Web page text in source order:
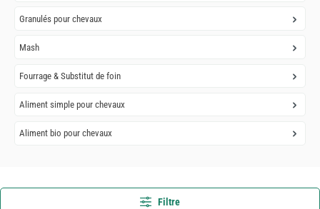
Granulés pour chevaux
Mash
Fourrage & Substitut de foin
Aliment simple pour chevaux
Aliment bio pour chevaux
Filtre